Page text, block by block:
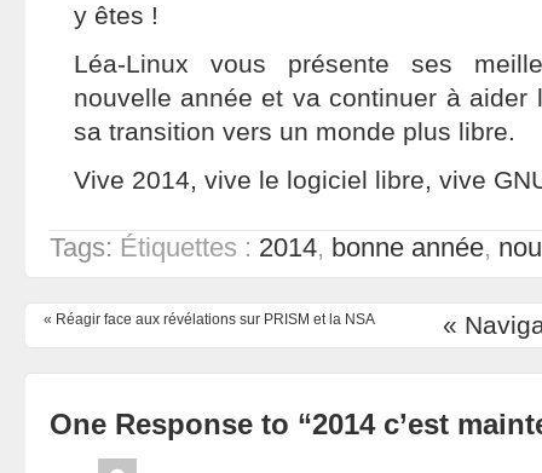
y êtes !
Léa-Linux vous présente ses
nouvelle année et va continuer à aider
sa transition vers un monde plus libre.
Vive 2014, vive le logiciel libre, vive
Tags: Étiquettes : 2014, bonne année,
« Réagir face aux révélations sur PRISM et la NSA «
One Response to “2014 c’est